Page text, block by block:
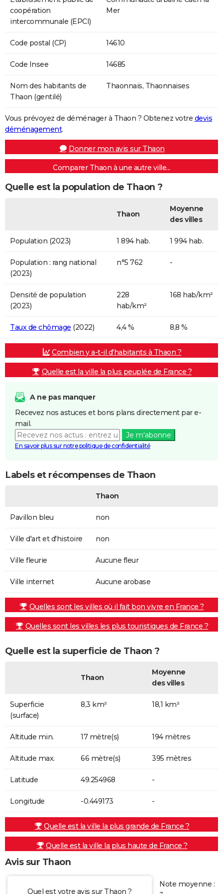
coopération
intercommunale (EPCI)
Mer
Code postal (CP) 14610
Code Insee 14685
Nom des habitants de
Thaon (gentilé)
Thaonnais, Thaonnaises
Vous prévoyez de déménager à Thaon ? Obtenez votre devis
déménagement.
Donner mon avis sur Thaon
Comparer Thaon à une autre ville...
Quelle est la population de Thaon ?
Thaon
Moyenne
des villes
Population (2023) 1 894 hab. 1 994 hab.
Population : rang national
(2023)
n°5 762 -
Densité de population
(2023)
228
hab/km²
168 hab/km²
Taux de chômage (2022) 4,4 % 8,8 %
Combien y a-t-il d'habitants à Thaon ?
Quelle est la ville la plus peuplée de France ?
A ne pas manquer
Recevez nos astuces et bons plans directement par e-
mail.
Je m'abonne
En savoir plus sur notre politique de confidentialité
Labels et récompenses de Thaon
Thaon
Pavillon bleu non
Ville d'art et d'histoire non
Ville fleurie Aucune fleur
Ville internet Aucune arobase
Quelles sont les villes où il fait bon vivre en France ?
Quelles sont les villes les plus touristiques de France ?
Quelle est la superficie de Thaon ?
Thaon
Moyenne
des villes
Superficie
(surface)
8,3 km² 18,1 km²
Altitude min. 17 mètre(s) 194 mètres
Altitude max. 66 mètre(s) 395 mètres
Latitude 49.254968 -
Longitude -0.449173 -
Quelle est la ville la plus grande de France ?
Quelle est la ville la plus haute de France ?
Avis sur Thaon
Quel est votre avis sur Thaon ?
Note moyenne :